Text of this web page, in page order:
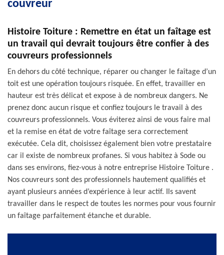
couvreur
Histoire Toiture : Remettre en état un faîtage est
un travail qui devrait toujours être confier à des
couvreurs professionnels
En dehors du côté technique, réparer ou changer le faîtage d’un
toit est une opération toujours risquée. En effet, travailler en
hauteur est très délicat et expose à de nombreux dangers. Ne
prenez donc aucun risque et confiez toujours le travail à des
couvreurs professionnels. Vous éviterez ainsi de vous faire mal
et la remise en état de votre faîtage sera correctement
exécutée. Cela dit, choisissez également bien votre prestataire
car il existe de nombreux profanes. Si vous habitez à Sode ou
dans ses environs, fiez-vous à notre entreprise Histoire Toiture .
Nos couvreurs sont des professionnels hautement qualifiés et
ayant plusieurs années d’expérience à leur actif. Ils savent
travailler dans le respect de toutes les normes pour vous fournir
un faîtage parfaitement étanche et durable.